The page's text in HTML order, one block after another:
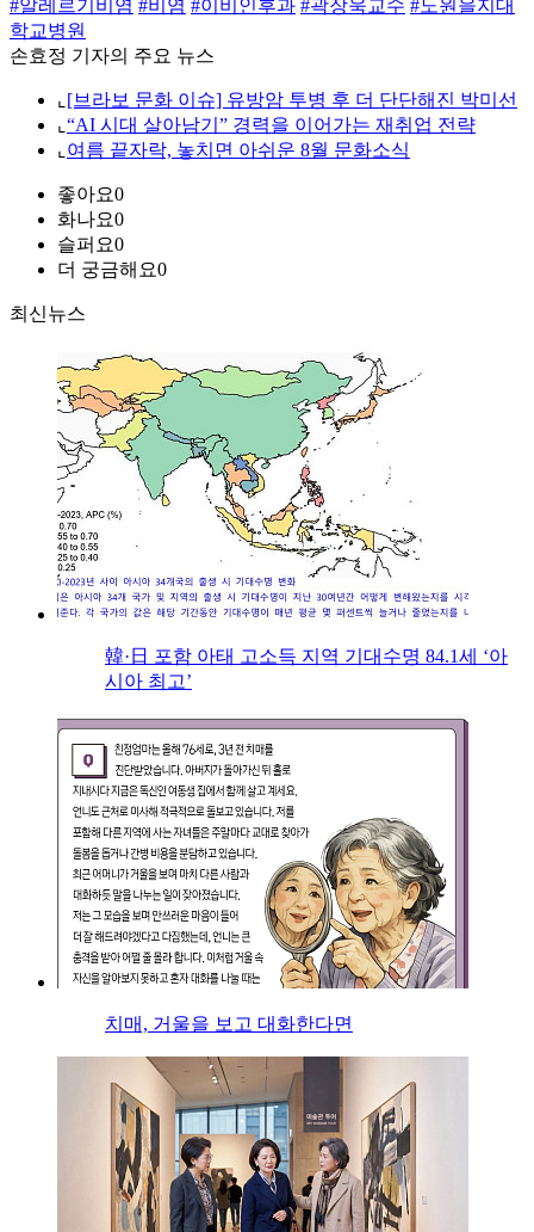
#알레르기비염 #비염 #이비인후과 #곽장욱교수 #노원을지대
학교병원
손효정 기자의 주요 뉴스
⌞ [브라보 문화 이슈] 유방암 투병 후 더 단단해진 박미선
⌞ “AI 시대 살아남기” 경력을 이어가는 재취업 전략
⌞ 여름 끝자락, 놓치면 아쉬운 8월 문화소식
좋아요0
화나요0
슬퍼요0
더 궁금해요0
최신뉴스
韓·日 포함 아태 고소득 지역 기대수명 84.1세 ‘아
시아 최고’
치매, 거울을 보고 대화한다면